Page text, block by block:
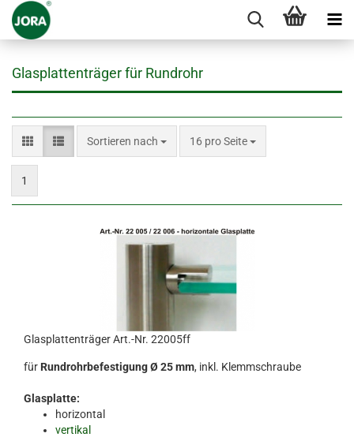
Glasplattenträger für Rundrohr
Sortieren nach
Sortieren nach 16 pro Seite
pro Seite
1
Glasplattenträger Art.-Nr. 22005ff
für Rundrohrbefestigung Ø 25 mm, inkl. Klemmschraube
Glasplatte:
horizontal
vertikal